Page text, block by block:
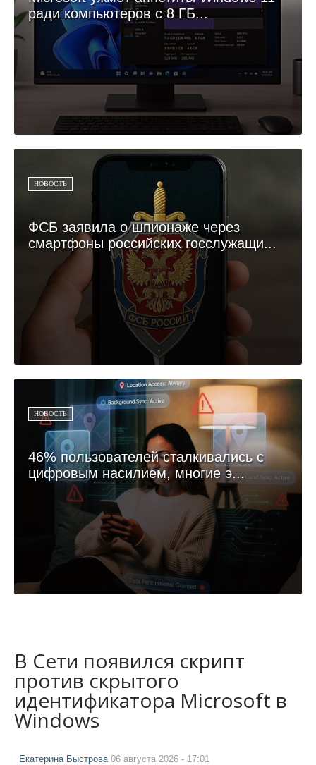
ради компьютеров с 8 ГБ...
НОВОСТЬ
ФСБ заявила о шпионаже через
смартфоны российских госслужащи...
НОВОСТЬ
46% пользователей сталкивались с
цифровым насилием, многие э...
В Сети появился скрипт
против скрытого
идентификатора Microsoft в
Windows
Екатерина Быстрова06 августа 2026 - 17:01